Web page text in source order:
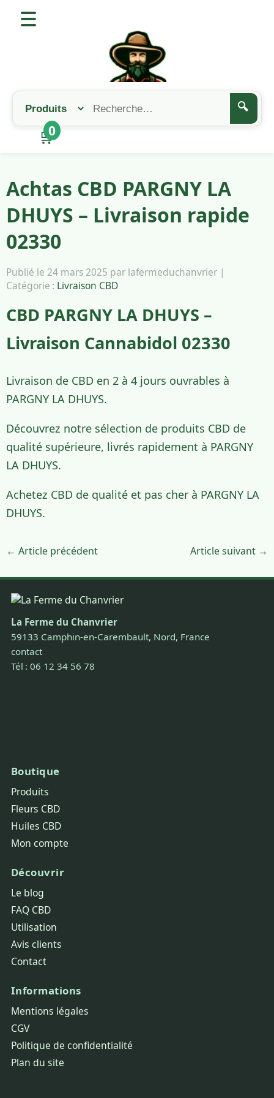
🔍
🛒
0
Achtas CBD PARGNY LA
DHUYS – Livraison rapide
02330
Publié le 24 mars 2025 par lafermeduchanvrier |
Catégorie : Livraison CBD
CBD PARGNY LA DHUYS –
Livraison Cannabidol 02330
Livraison de CBD en 2 à 4 jours ouvrables à
PARGNY LA DHUYS.
Découvrez notre sélection de produits CBD de
qualité supérieure, livrés rapidement à PARGNY
LA DHUYS.
Achetez CBD de qualité et pas cher à PARGNY LA
DHUYS.
← Article précédent Article suivant →
La Ferme du Chanvrier
59133 Camphin-en-Carembault, Nord, France
contact
Tél : 06 12 34 56 78
Boutique
Produits
Fleurs CBD
Huiles CBD
Mon compte
Découvrir
Le blog
FAQ CBD
Utilisation
Avis clients
Contact
Informations
Mentions légales
CGV
Politique de confidentialité
Plan du site